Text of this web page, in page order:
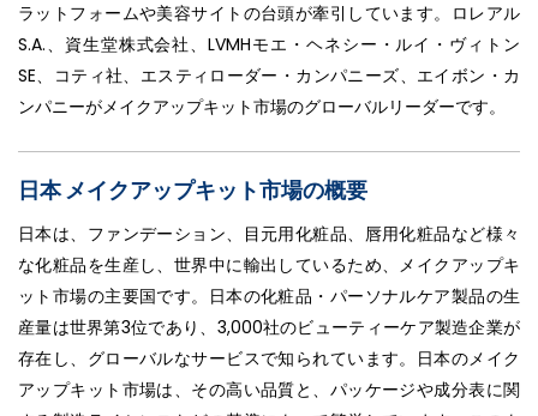
ラットフォームや美容サイトの台頭が牽引しています。ロレアル
S.A.、資生堂株式会社、LVMHモエ・ヘネシー・ルイ・ヴィトン
SE、コティ社、エスティローダー・カンパニーズ、エイボン・カ
ンパニーがメイクアップキット市場のグローバルリーダーです。
日本 メイクアップキット市場の概要
日本は、ファンデーション、目元用化粧品、唇用化粧品など様々
な化粧品を生産し、世界中に輸出しているため、メイクアップキ
ット市場の主要国です。日本の化粧品・パーソナルケア製品の生
産量は世界第3位であり、3,000社のビューティーケア製造企業が
存在し、グローバルなサービスで知られています。日本のメイク
アップキット市場は、その高い品質と、パッケージや成分表に関